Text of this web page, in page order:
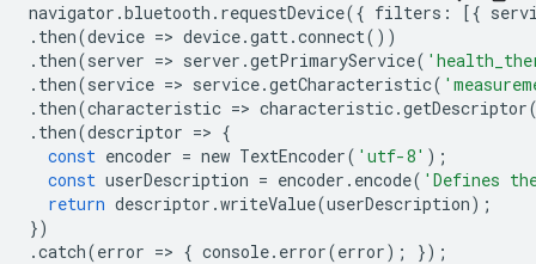
navigator .bluetooth . requestDevice({ filters : [{
. then(device => device.gatt.connect())
. then(server => server .getPrimaryService(
. then(service => service.getCharacteristic(
. then(characteristic => characteristic.getDescriptor
. then(descriptor => {
const encoder = new TextEncoder( 'utf-8' );
const userDescription = encoder . encode( 'Defines
return descriptor .writeValue(userDescription);
})
.catch(error => { console. error(error); });